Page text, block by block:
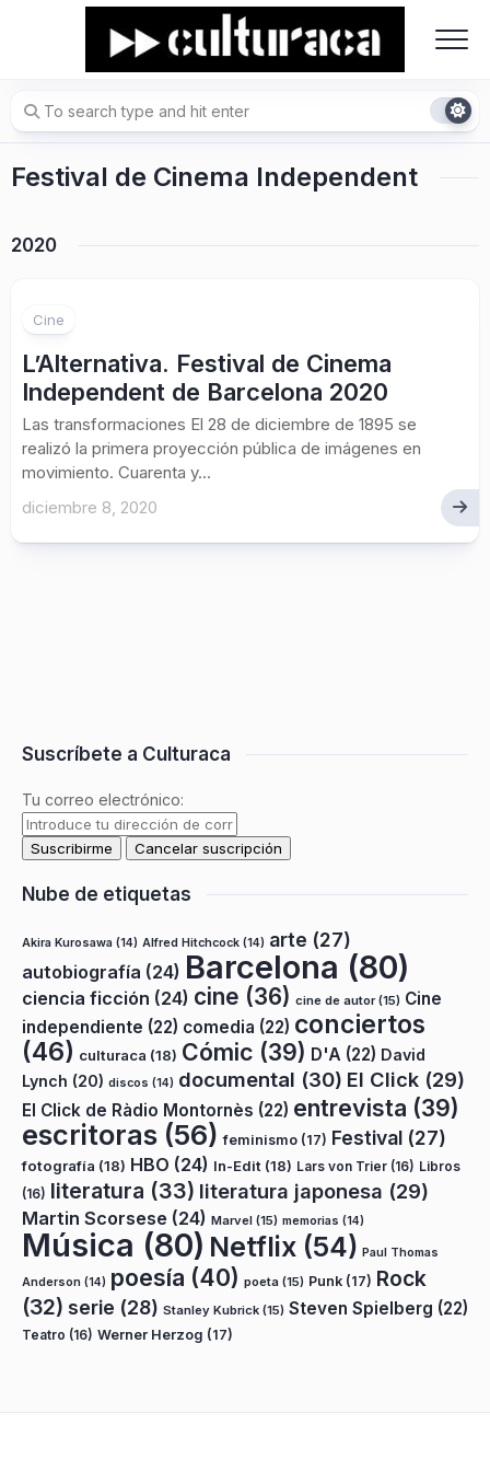
Festival de Cinema Independent
2020
Cine
L’Alternativa. Festival de Cinema
Independent de Barcelona 2020
Las transformaciones El 28 de diciembre de 1895 se
realizó la primera proyección pública de imágenes en
movimiento. Cuarenta y...
diciembre 8, 2020
Suscríbete a Culturaca
Tu correo electrónico:
Nube de etiquetas
Akira Kurosawa (14) Alfred Hitchcock (14) arte (27)
autobiografía (24) Barcelona (80)
ciencia ficción (24) cine (36) cine de autor(15) Cine
independiente (22) comedia (22) conciertos
(46) culturaca (18) Cómic (39) D'A (22) David
Lynch (20) discos (14) documental (30) El Click (29)
El Click de Ràdio Montornès (22) entrevista (39)
escritoras (56) feminismo (17) Festival (27)
fotografía (18) HBO (24) In-Edit (18) Lars von Trier (16) Libros
(16) literatura (33) literatura japonesa (29)
Martin Scorsese (24) Marvel (15) memorias (14)
Música (80) Netflix (54) Paul Thomas
Anderson (14) poesía (40) poeta (15) Punk (17) Rock
(32) serie (28) Stanley Kubrick (15) Steven Spielberg (22)
Teatro (16) Werner Herzog (17)